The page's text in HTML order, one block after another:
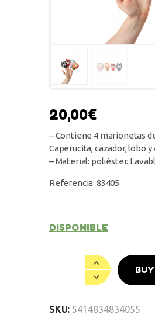
20,00€
– Contiene 4 marionetas
Caperucita, cazador, lobo y
– Material: poliéster.
Referencia: 83405
DISPONIBLE
SKU: 5414834834055